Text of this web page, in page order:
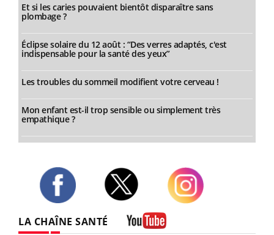
Et si les caries pouvaient bientôt disparaître sans
plombage ?
Éclipse solaire du 12 août : “Des verres adaptés, c'est
indispensable pour la santé des yeux”
Les troubles du sommeil modifient votre cerveau !
Mon enfant est-il trop sensible ou simplement très
empathique ?
LA CHAÎNE SANTÉ